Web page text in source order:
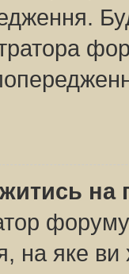
на яке ви